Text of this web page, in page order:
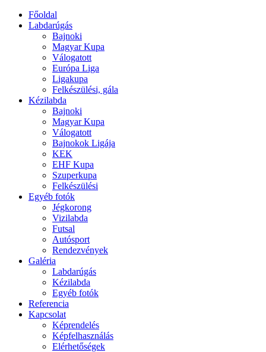
Főoldal
Labdarúgás
Bajnoki
Magyar Kupa
Válogatott
Európa Liga
Ligakupa
Felkészülési, gála
Kézilabda
Bajnoki
Magyar Kupa
Válogatott
Bajnokok Ligája
KEK
EHF Kupa
Szuperkupa
Felkészülési
Egyéb fotók
Jégkorong
Vizilabda
Futsal
Autósport
Rendezvények
Galéria
Labdarúgás
Kézilabda
Egyéb fotók
Referencia
Kapcsolat
Képrendelés
Képfelhasználás
Elérhetőségek